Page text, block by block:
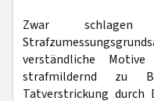
Zwar schlagen
verständliche
strafmildernd zu
Tatverstrickung